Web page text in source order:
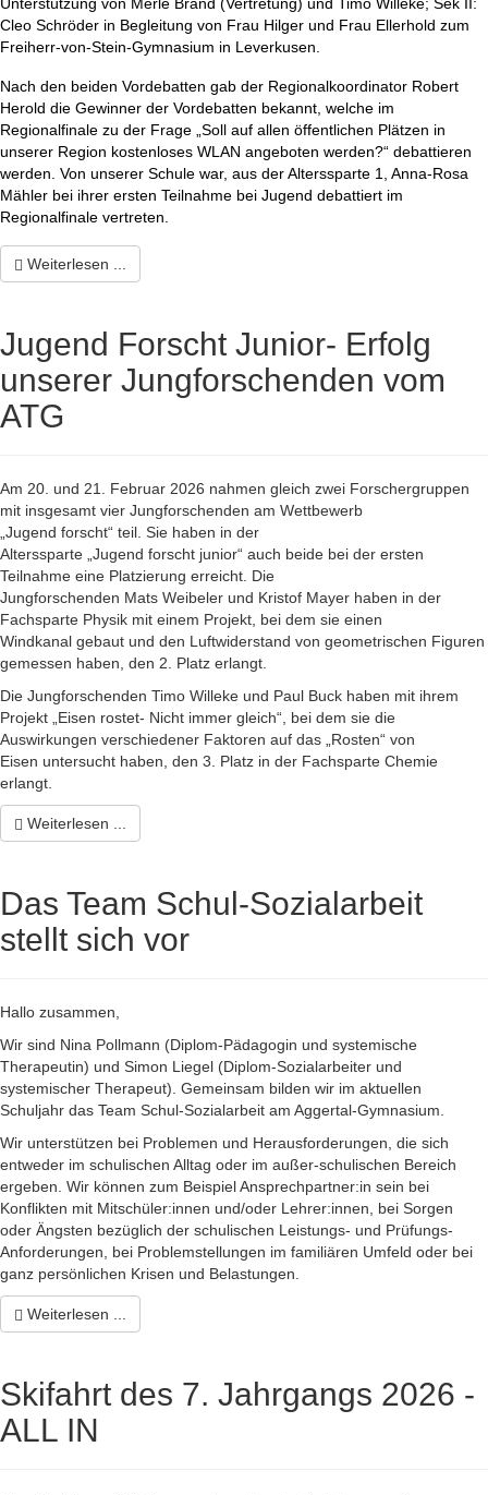
Cleo Schröder in Begleitung von Frau Hilger und Frau Ellerhold zum
Freiherr-von-Stein-Gymnasium in Leverkusen.
Nach den beiden Vordebatten gab der Regionalkoordinator Robert
Herold die Gewinner der Vordebatten bekannt, welche im
Regionalfinale zu der Frage „Soll auf allen öffentlichen Plätzen in
unserer Region kostenloses WLAN angeboten werden?“ debattieren
werden. Von unserer Schule war, aus der Alterssparte 1, Anna-Rosa
Mähler bei ihrer ersten Teilnahme bei Jugend debattiert im
Regionalfinale vertreten.
Weiterlesen ...
Jugend Forscht Junior- Erfolg
unserer Jungforschenden vom
ATG
Am 20. und 21. Februar 2026 nahmen gleich zwei Forschergruppen
mit insgesamt vier Jungforschenden am Wettbewerb
„Jugend forscht“ teil. Sie haben in der
Alterssparte „Jugend forscht junior“ auch beide bei der ersten
Teilnahme eine Platzierung erreicht. Die
Jungforschenden Mats Weibeler und Kristof Mayer haben in der
Fachsparte Physik mit einem Projekt, bei dem sie einen
Windkanal gebaut und den Luftwiderstand von geometrischen Figuren
gemessen haben, den 2. Platz erlangt.
Die Jungforschenden Timo Willeke und Paul Buck haben mit ihrem
Projekt „Eisen rostet- Nicht immer gleich“, bei dem sie die
Auswirkungen verschiedener Faktoren auf das „Rosten“ von
Eisen untersucht haben, den 3. Platz in der Fachsparte Chemie
erlangt.
Weiterlesen ...
Das Team Schul-Sozialarbeit
stellt sich vor
Hallo zusammen,
Wir sind Nina Pollmann (Diplom-Pädagogin und systemische
Therapeutin) und Simon Liegel (Diplom-Sozialarbeiter und
systemischer Therapeut). Gemeinsam bilden wir im aktuellen
Schuljahr das Team Schul-Sozialarbeit am Aggertal-Gymnasium.
Wir unterstützen bei Problemen und Herausforderungen, die sich
entweder im schulischen Alltag oder im außer-schulischen Bereich
ergeben. Wir können zum Beispiel Ansprechpartner:in sein bei
Konflikten mit Mitschüler:innen und/oder Lehrer:innen, bei Sorgen
oder Ängsten bezüglich der schulischen Leistungs- und Prüfungs-
Anforderungen, bei Problemstellungen im familiären Umfeld oder bei
ganz persönlichen Krisen und Belastungen.
Weiterlesen ...
Skifahrt des 7. Jahrgangs 2026 -
ALL IN